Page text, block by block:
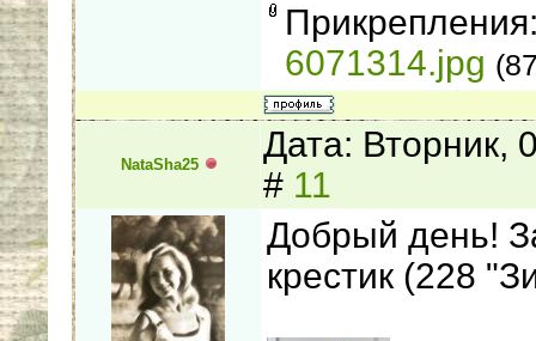
6071314.jpg
NataSha25
Дата: Вторник,
# 11
Добрый день!
крестик (228